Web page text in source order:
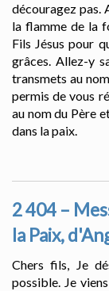
découragez pas.
la flamme de la
Fils Jésus pour
grâces. Allez-y
transmets au
permis de vous
au nom du Père
dans la paix.
2 404 –
la Paix,
Chers fils, Je
possible. Je